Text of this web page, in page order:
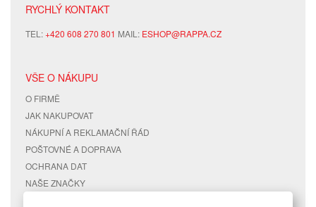
RYCHLÝ KONTAKT
TEL:+420 608 270 801 MAIL: ESHOP@RAPPA.CZ
VŠE O NÁKUPU
O FIRMĚ
JAK NAKUPOVAT
NÁKUPNÍ A REKLAMAČNÍ ŘÁD
POŠTOVNÉ A DOPRAVA
OCHRANA DAT
NAŠE ZNAČKY